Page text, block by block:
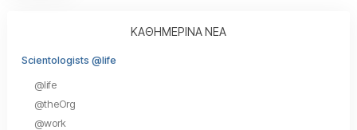
ΚΑΘΗΜΕΡΙΝΑ ΝΕΑ
Scientologists @life
@life
@theOrg
@work